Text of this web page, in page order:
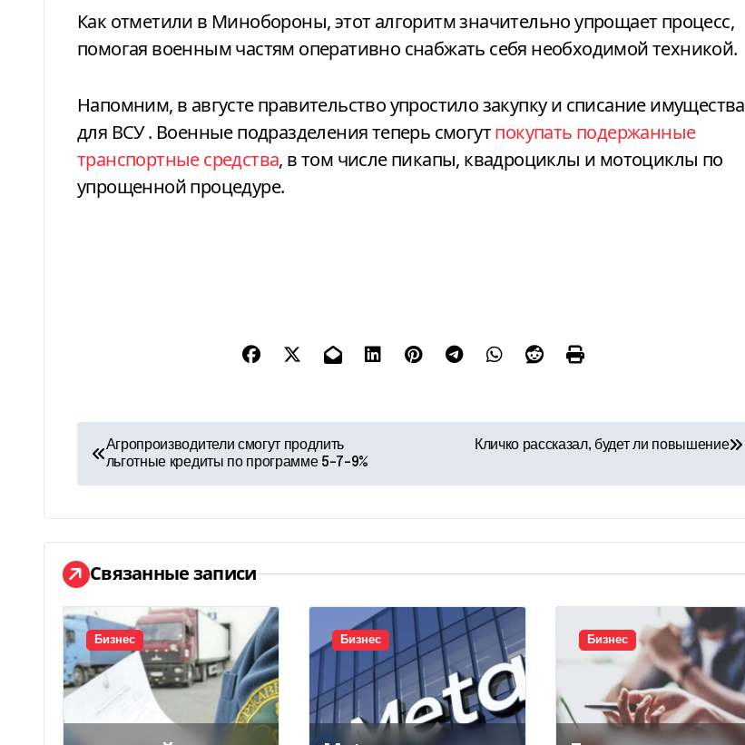
Как отметили в Минобороны, этот алгоритм значительно упрощает процесс,
помогая военным частям оперативно снабжать себя необходимой техникой.
Напомним, в августе правительство упростило закупку и списание имущества
для ВСУ. Военные подразделения теперь смогутпокупать подержанные
транспортные средства, в том числе пикапы, квадроциклы и мотоциклы по
упрощенной процедуре.
Н
а
в
и
г
а
ц
и
я
Агропроизводители смогут продлить
льготные кредиты по программе 5-7-9%
Кличко рассказал, будет ли повышение
Связанные записи
Бизнес Бизнес Бизнес